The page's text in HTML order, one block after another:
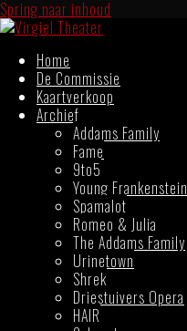
Spring naar inhoud
Home
De Commissie
Kaartverkoop
Archief
Addams Family
Fame
9to5
Young Frankenstein
Spamalot
Romeo & Julia
The Addams Family
Urinetown
Shrek
Driestuivers Opera
HAIR